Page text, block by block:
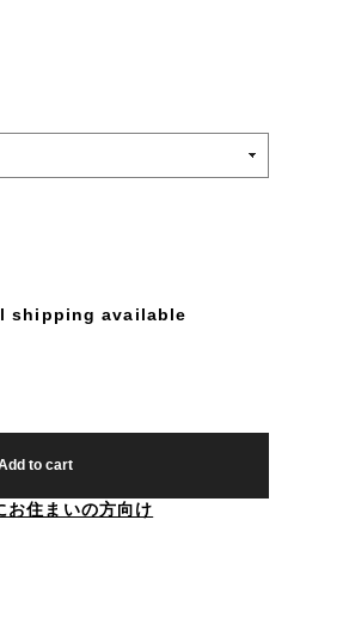
shipping available
to cart
お住まいの方向け